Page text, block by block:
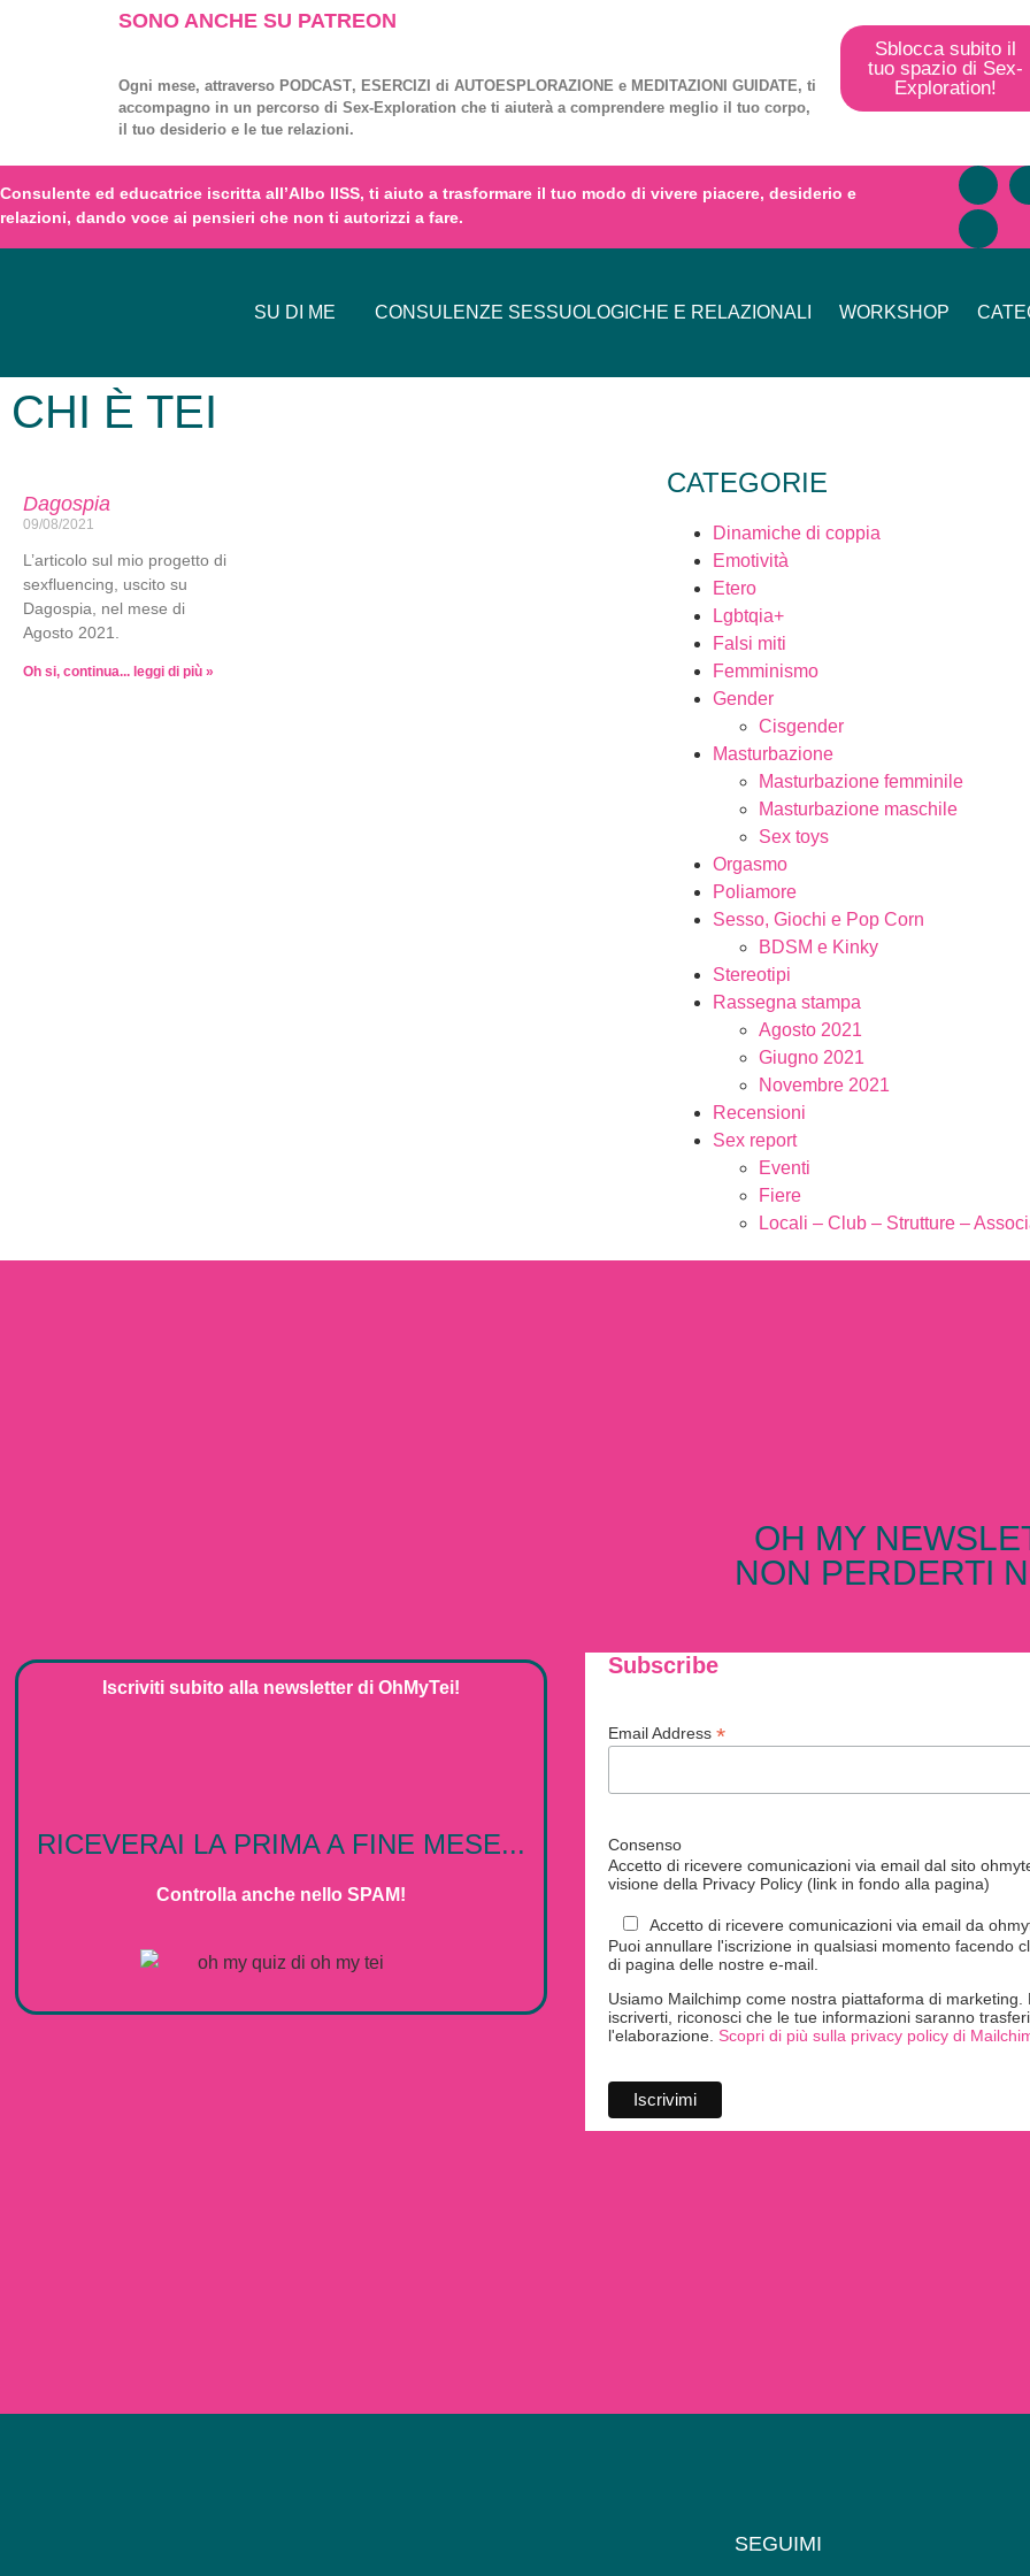
SONO ANCHE SU PATREON
Ogni mese, attraverso PODCAST, ESERCIZI di AUTOESPLORAZIONE e MEDITAZIONI GUIDATE, ti
accompagno in un percorso di Sex-Exploration che ti aiuterà a comprendere meglio il tuo corpo,
il tuo desiderio e le tue relazioni.
Sblocca subito il
tuo spazio di Sex-
Exploration!
Consulente ed educatrice iscritta all’Albo IISS, ti aiuto a trasformare il tuo modo di vivere piacere, desiderio e
relazioni, dando voce ai pensieri che non ti autorizzi a fare.
SU DI ME CONSULENZE SESSUOLOGICHE E RELAZIONALI WORKSHOP
CHI È TEI
Dagospia
09/08/2021
L’articolo sul mio progetto di
sexfluencing, uscito su
Dagospia, nel mese di
Agosto 2021.
Oh si, continua... leggi di più »
CATEGORIE
Dinamiche di coppia
Emotività
Etero
Lgbtqia+
Falsi miti
Femminismo
Gender
Cisgender
Masturbazione
Masturbazione femminile
Masturbazione maschile
Sex toys
Orgasmo
Poliamore
Sesso, Giochi e Pop Corn
BDSM e Kinky
Stereotipi
Rassegna stampa
Agosto 2021
Giugno 2021
Novembre 2021
Recensioni
Sex report
Eventi
Fiere
Locali – Club – Strutture –
Iscriviti subito alla newsletter diOhMyTei!
RICEVERAI LA PRIMA A FINE MESE...
Controlla anche nello SPAM!
OH MY
NON PERDERTI
Subscribe
Email Address*
Consenso
Accetto di ricevere comunicazioni via email dal sito
visione della Privacy Policy (link in fondo alla pagina)
Accetto di ricevere comunicazioni via email da
Puoi annullare l'iscrizione in qualsiasi momento facendo
di pagina delle nostre e-mail.
Usiamo Mailchimp come nostra piattaforma di
iscriverti, riconosci che le tue informazioni saranno
l'elaborazione. Scopri di più sulla privacy policy di
SEGUIMI